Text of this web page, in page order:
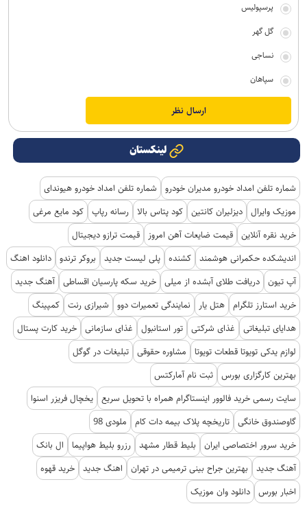
پرسپولیس
گل گهر
نساجی
سپاهان
لینکستان
شماره تلفن امداد خودرو مدیران خودرو
شماره تلفن امداد خودرو هیوندای
موزیک وایرال دیزلیران کانتین کود پتاس بالا رسانه رپاپ کود مایع مرغی
خرید نقره آنلاین قیمت ضایعات آهن امروز
قیمت ترازو دیجیتال
اندیشکده حکمرانی هوشمند کشنده پلی لیست جدید بروکر ترندو دانلود اهنگ
آپ تیون دریافت طلای آبشده از میلی خرید سکه پارسیان اقساطی آهنگ جدید
خرید استارز تلگرام هتل یار نمایندگی تعمیرات دوو شیرازی رنت کمپینگ
هدایای تبلیغاتی
غذای شرکتی تور استانبول غذای سازمانی خرید کارت پستال
لوازم یدکی تویوتا قطعات تویوتا
مشاوره حقوقی تبلیغات در گوگل
بهترین کارگزاری بورس ثبت نام آمارکتس
سایت رسمی خرید فالوور اینستاگرام همراه با تحویل سریع یخچال فریزر اسنوا
گاوصندوق خانگی تاریخچه پلاک بیمه دات کام
ملودی 98
خرید سرور اختصاصی ایران
بلیط قطار مشهد رزرو بلیط هواپیما
ال بانک
آهنگ جدید
بهترین جراح بینی ترمیمی در تهران اهنگ جدید خرید قهوه
اخبار بورس دانلود وان موزیک